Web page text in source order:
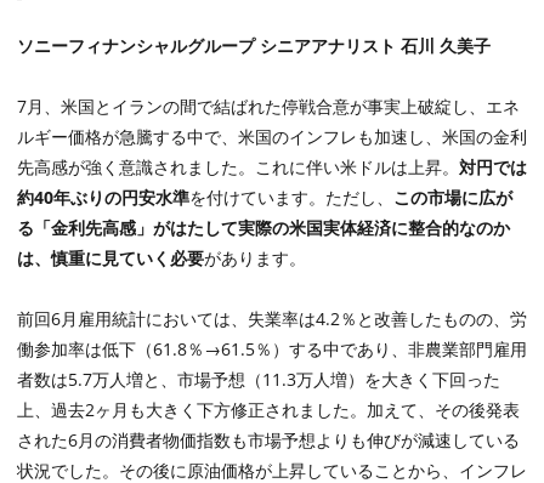
ソニーフィナンシャルグループ シニアアナリスト 石川 久美子
7月、米国とイランの間で結ばれた停戦合意が事実上破綻し、エネ
ルギー価格が急騰する中で、米国のインフレも加速し、米国の金利
先高感が強く意識されました。これに伴い米ドルは上昇。 対円では
約40年ぶりの円安水準を付けています。ただし、 この市場に広が
る「金利先高感」がはたして実際の米国実体経済に整合的なのか
は、慎重に見ていく必要があります。
前回6月雇用統計においては、失業率は4.2％と改善したものの、労
働参加率は低下（61.8％→61.5％）する中であり、非農業部門雇用
者数は5.7万人増と、市場予想（11.3万人増）を大きく下回った
上、過去2ヶ月も大きく下方修正されました。加えて、その後発表
された6月の消費者物価指数も市場予想よりも伸びが減速している
状況でした。その後に原油価格が上昇していることから、インフレ